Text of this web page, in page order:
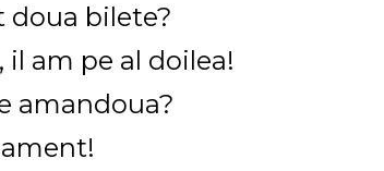
doua bilete?
il am pe al doilea!
amandoua?